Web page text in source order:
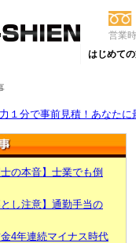
営業
はじめて
１分で事前見積！あなたに
士の本音】士業でも倒
とし注意】通勤手当の
4年連続マイナス時代